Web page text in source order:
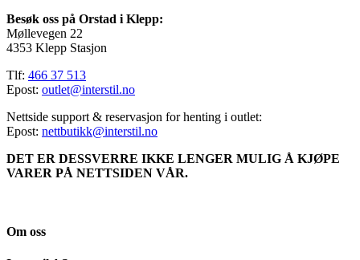
Besøk oss på Orstad i Klepp:
Møllevegen 22
4353 Klepp Stasjon
Tlf: 466 37 513
Epost: outlet@interstil.no
Nettside support & reservasjon for henting i outlet:
Epost: nettbutikk@interstil.no
DET ER DESSVERRE IKKE LENGER MULIG Å KJØPE
VARER PÅ NETTSIDEN VÅR.
Om oss